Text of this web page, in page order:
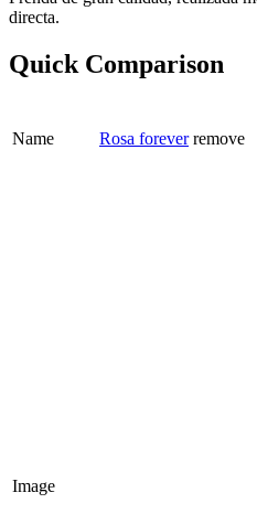
directa.
Quick Comparison
Name
Rosa forever remove
Image